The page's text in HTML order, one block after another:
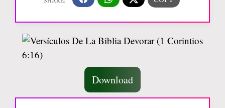
Download